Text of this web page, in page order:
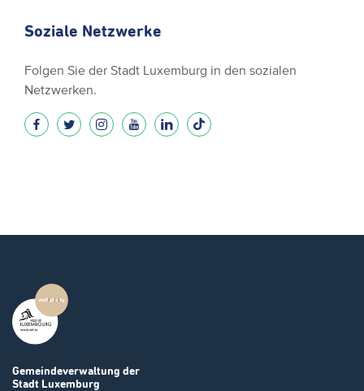
Soziale Netzwerke
Folgen Sie der Stadt Luxemburg in den sozialen
Netzwerken.
Gemeindeverwaltung der
Stadt Luxemburg